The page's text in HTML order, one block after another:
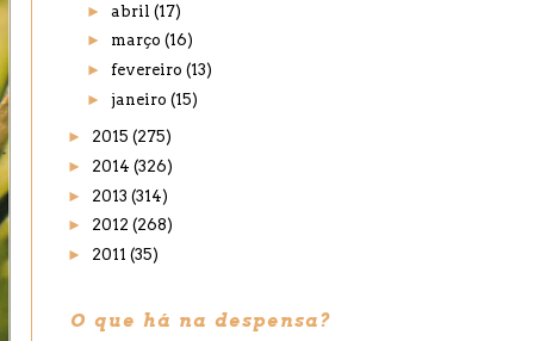
► abril (17)
► março (16)
► fevereiro (13)
► janeiro (15)
► 2015 (275)
► 2014 (326)
► 2013 (314)
► 2012 (268)
► 2011 (35)
O que há na despensa?